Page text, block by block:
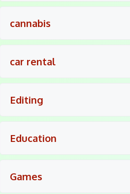
cannabis
car rental
Editing
Education
Games